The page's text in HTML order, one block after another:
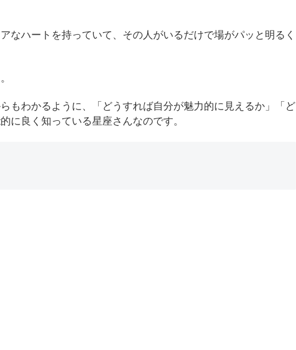
なハートを持っていて、その人がいるだけで場がパッと明るく
もわかるように、「どうすれば自分が魅力的に見えるか」「ど
に良く知っている星座さんなのです。